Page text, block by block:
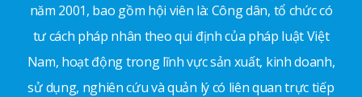
năm 2001, bao gồm hội viên là: Công dân, tổ chức có
tư cách pháp nhân theo qui định của pháp luật Việt
Nam, hoạt động trong lĩnh vực sản xuất, kinh doanh,
sử dụng, nghiên cứu và quản lý có liên quan trực tiếp